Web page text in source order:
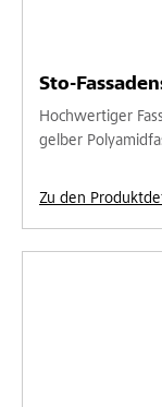
Sto-
Hochwertiger
gelber
Zu den